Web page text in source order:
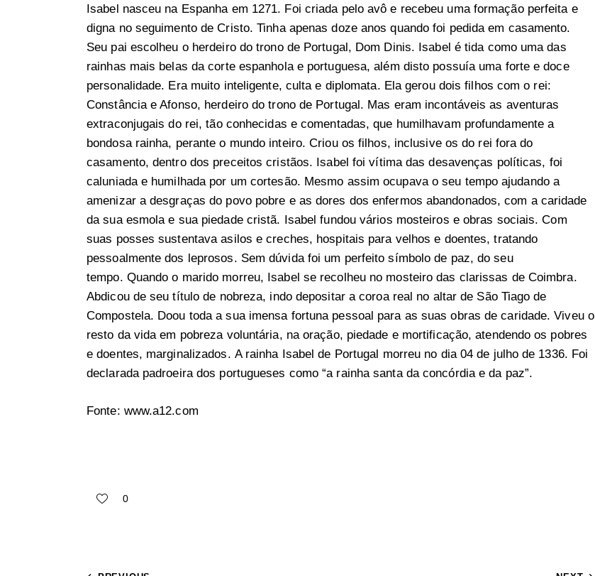
Isabel nasceu na Espanha em 1271. Foi criada pelo avô e recebeu uma formação perfeita e
digna no seguimento de Cristo. Tinha apenas doze anos quando foi pedida em casamento.
Seu pai escolheu o herdeiro do trono de Portugal, Dom Dinis. Isabel é tida como uma das
rainhas mais belas da corte espanhola e portuguesa, além disto possuía uma forte e doce
personalidade. Era muito inteligente, culta e diplomata. Ela gerou dois filhos com o rei:
Constância e Afonso, herdeiro do trono de Portugal. Mas eram incontáveis as aventuras
extraconjugais do rei, tão conhecidas e comentadas, que humilhavam profundamente a
bondosa rainha, perante o mundo inteiro. Criou os filhos, inclusive os do rei fora do
casamento, dentro dos preceitos cristãos. Isabel foi vítima das desavenças políticas, foi
caluniada e humilhada por um cortesão. Mesmo assim ocupava o seu tempo ajudando a
amenizar a desgraças do povo pobre e as dores dos enfermos abandonados, com a caridade
da sua esmola e sua piedade cristã. Isabel fundou vários mosteiros e obras sociais. Com
suas posses sustentava asilos e creches, hospitais para velhos e doentes, tratando
pessoalmente dos leprosos. Sem dúvida foi um perfeito símbolo de paz, do seu
tempo. Quando o marido morreu, Isabel se recolheu no mosteiro das clarissas de Coimbra.
Abdicou de seu título de nobreza, indo depositar a coroa real no altar de São Tiago de
Compostela. Doou toda a sua imensa fortuna pessoal para as suas obras de caridade. Viveu o
resto da vida em pobreza voluntária, na oração, piedade e mortificação, atendendo os pobres
e doentes, marginalizados. A rainha Isabel de Portugal morreu no dia 04 de julho de 1336. Foi
declarada padroeira dos portugueses como “a rainha santa da concórdia e da paz”.
Fonte: www.a12.com
0